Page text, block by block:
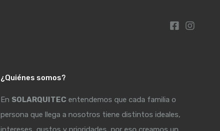
¿Quiénes somos?
En SOLARQUITEC entendemos que cada familia o
persona que llega a nosotros tiene distintos ideales,